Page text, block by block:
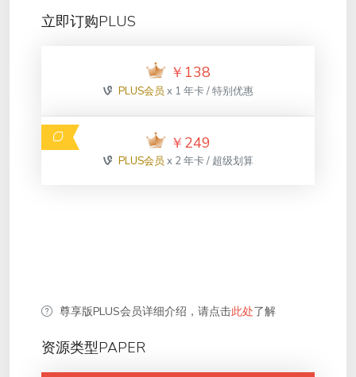
立即订购PLUS
￥ 138
PLUS会员x 1 年卡 / 特别优惠
￥ 249
PLUS会员x 2 年卡 / 超级划算
尊享版PLUS会员详细介绍，请点击此处了解
资源类型PAPER